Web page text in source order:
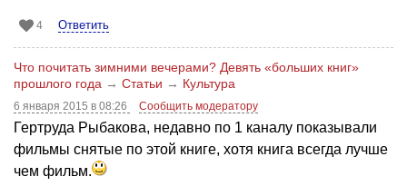
4 Ответить
Что почитать зимними вечерами? Девять «больших книг»
прошлого года → Статьи → Культура
6 января 2015 в 08:26 Сообщить модератору
Гертруда Рыбакова, недавно по 1 каналу показывали
фильмы снятые по этой книге, хотя книга всегда лучше
чем фильм.